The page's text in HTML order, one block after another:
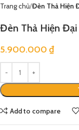
Trang chủ Đèn Thả Hiện
Đèn Thả Hiện
5.900.000 ₫
Add to compare